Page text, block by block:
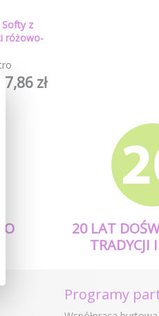
z
różowo-
27,86 zł
20 LAT
TRADYCJI
Programy